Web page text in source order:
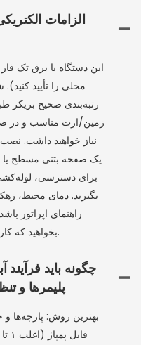
الزامات
محلی را تأیید
رتبه‌بندی صحیح بریکر
زمین/ارت مناسب و در
یک صفحه بتنی مسطح
برای دسترسی،
بگیرید. دمای محیط،
راهنمای اپراتور
بخواهید که کارهای الکتریکی را نصب و تأیید کنند.
چگونه باید
پلیمرها و
بهترین روش: پارچه‌ها